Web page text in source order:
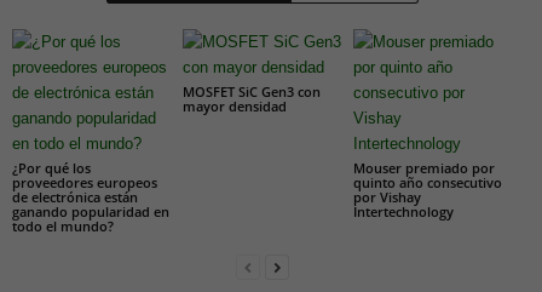
¿Por qué los
proveedores europeos
de electrónica están
ganando popularidad en
todo el mundo?
MOSFET SiC Gen3 con
mayor densidad
Mouser premiado por
quinto año consecutivo
por Vishay
Intertechnology